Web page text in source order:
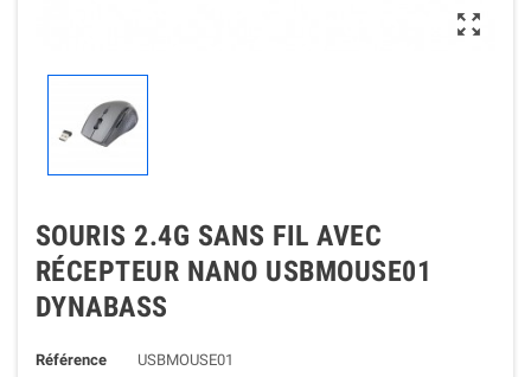

SOURIS 2.4G SANS FIL AVEC
RÉCEPTEUR NANO USBMOUSE01
DYNABASS
Référence USBMOUSE01